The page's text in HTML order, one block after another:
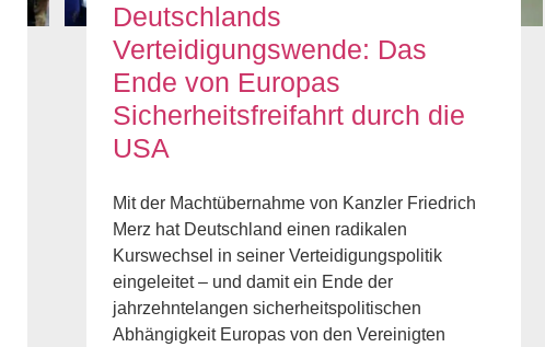
Deutschlands
Verteidigungswende: Das
Ende von Europas
Sicherheitsfreifahrt durch die
USA
Mit der Machtübernahme von Kanzler Friedrich
Merz hat Deutschland einen radikalen
Kurswechsel in seiner Verteidigungspolitik
eingeleitet – und damit ein Ende der
jahrzehntelangen sicherheitspolitischen
Abhängigkeit Europas von den Vereinigten